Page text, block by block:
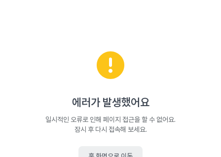
에러가 발생했어요
일시적인 오류로 인해 페이지 접근을 할 수 없어요.
잠시 후 다시 접속해 보세요.